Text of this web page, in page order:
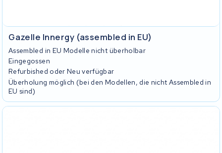
Gazelle Innergy (assembled in EU)
Assembled in EU Modelle nicht überholbar
Eingegossen
Refurbished oder Neu verfügbar
Überholung möglich (bei den Modellen, die nicht Assembled in
EU sind)